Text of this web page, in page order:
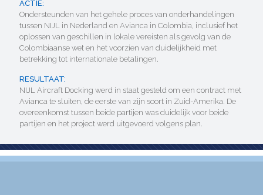
ACTIE:
Ondersteunden van het gehele proces van onderhandelingen
tussen NIJL in Nederland en Avianca in Colombia, inclusief het
oplossen van geschillen in lokale vereisten als gevolg van de
Colombiaanse wet en het voorzien van duidelijkheid met
betrekking tot internationale betalingen.
RESULTAAT:
NIJL Aircraft Docking werd in staat gesteld om een contract met
Avianca te sluiten, de eerste van zijn soort in Zuid-Amerika. De
overeenkomst tussen beide partijen was duidelijk voor beide
partijen en het project werd uitgevoerd volgens plan.